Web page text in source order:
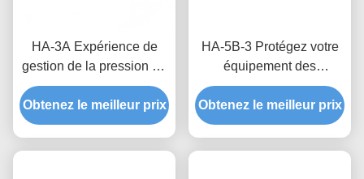
HA-3A Expérience de
gestion de la pression de
l'air inégalée avec des
produits personnalisés
Obtenez le meilleur prix
HA-5B-3 Protégez votre
équipement des
différences de pression et
des environnements
humides avec des
Obtenez le meilleur prix